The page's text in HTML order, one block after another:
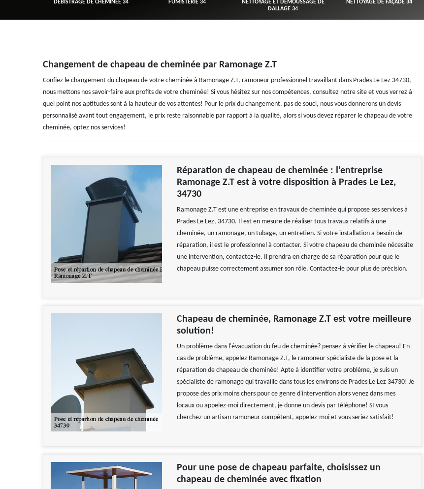
DÉBISTRAGE DE CHEMINÉE 34 FUMISTERIE 34
NETTOYAGE ET DÉMOUSSAGE DE
DALLAGE 34
NETTOYAGE DE FAÇADE 34
Changement de chapeau de cheminée par Ramonage Z.T
Confiez le changement du chapeau de votre cheminée à Ramonage Z.T, ramoneur professionnel travaillant dans Prades Le Lez 34730,
nous mettons nos savoir-faire aux profits de votre cheminée! Si vous hésitez sur nos compétences, consultez notre site et vous verrez à
quel point nos aptitudes sont à la hauteur de vos attentes! Pour le prix du changement, pas de souci, nous vous donnerons un devis
personnalisé avant tout engagement, le prix reste raisonnable par rapport à la qualité, alors si vous devez réparer le chapeau de votre
cheminée, optez nos services!
Réparation de chapeau de cheminée : l’entreprise
Ramonage Z.T est à votre disposition à Prades Le Lez,
34730
Ramonage Z.T est une entreprise en travaux de cheminée qui propose ses services à
Prades Le Lez, 34730. Il est en mesure de réaliser tous travaux relatifs à une
cheminée, un ramonage, un tubage, un entretien. Si votre installation a besoin de
réparation, il est le professionnel à contacter. Si votre chapeau de cheminée nécessite
une intervention, contactez-le. Il prendra en charge de sa réparation pour que le
chapeau puisse correctement assumer son rôle. Contactez-le pour plus de précision.
Chapeau de cheminée, Ramonage Z.T est votre meilleure
solution!
Un problème dans l'évacuation du feu de cheminée? pensez à vérifier le chapeau! En
cas de problème, appelez Ramonage Z.T, le ramoneur spécialiste de la pose et la
réparation de chapeau de cheminée! Apte à identifier votre problème, je suis un
spécialiste de ramonage qui travaille dans tous les environs de Prades Le Lez 34730! Je
propose des prix moins chers pour ce genre d'intervention alors venez dans mes
locaux ou appelez-moi directement, je donne un devis par téléphone! SI vous
cherchez un artisan ramoneur compétent, appelez-moi et vous seriez satisfait!
Pour une pose de chapeau parfaite, choisissez un
chapeau de cheminée avec fixation